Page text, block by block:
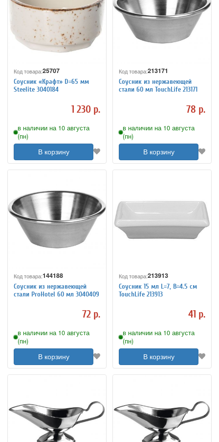
Код товара:25707
Соусник «Крафт» D=65 мм
Steelite 3040184
1 230 р.
в наличии на 10 августа
(пн)
В корзину
Код товара:213171
Соусник из нержавеющей
стали 60 мл TouchLife 213171
78 р.
в наличии на 10 августа
(пн)
В корзину
Код товара:144188
Соусник из нержавеющей
стали ProHotel 60 мл 3040409
72 р.
в наличии на 10 августа
(пн)
В корзину
Код товара:213913
Соусник 15 мл L=7, B=4.5 см
TouchLife 213913
41 р.
в наличии на 10 августа
(пн)
В корзину